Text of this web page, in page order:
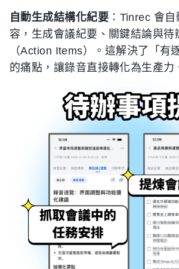
自動生成結構化紀要 ：Tinrec 會
容，生成會議紀要、關鍵結論與待
（Action Items）。這解決了「有
的痛點，讓錄音直接轉化為生產力